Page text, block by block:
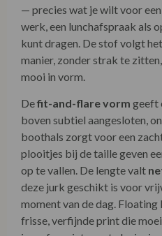
— precies wat je wilt voor
werk, een lunchafspraak als
kunt dragen. De stof volgt
manier, zonder strak te
mooi in vorm.
Defit-and-flare vorm geeft
boven subtiel aangesloten,
boothals zorgt voor een
plooitjes bij de taille geven
op te vallen. De lengte valt
deze jurk geschikt is voor
moment van de dag.
frisse, verfijnde print die